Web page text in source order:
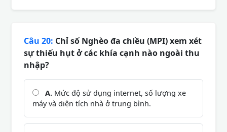
Câu 20: Chỉ số Nghèo đa chiều (MPI) xem xét
sự thiếu hụt ở các khía cạnh nào ngoài thu
nhập?
A. Mức độ sử dụng internet, số lượng xe
máy và diện tích nhà ở trung bình.